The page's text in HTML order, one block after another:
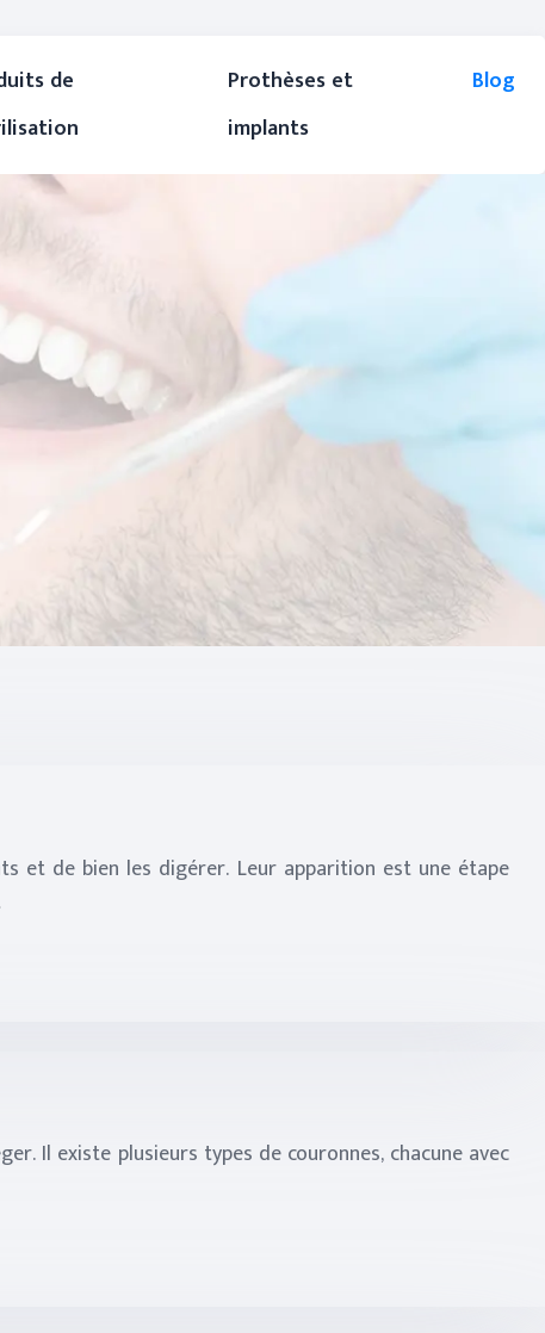
de
Prothèses et
implants
Blog
et de bien les digérer. Leur apparition est une étape
Il existe plusieurs types de couronnes, chacune avec